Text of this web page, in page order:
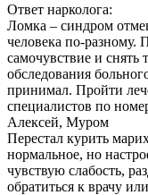
Ответ нарколога:
Ломка – синдром
человека по-разному.
самочувствие и
обследования
принимал. Пройти
специалистов по
Алексей, Муром
Перестал курить
нормальное, но
чувствую слабость,
обратиться к врачу